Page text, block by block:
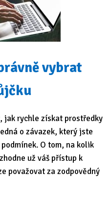
vybrat
jak rychle získat prostředky
o závazek, který jste
O tom, na kolik
už váš přístup k
považovat za zodpovědný